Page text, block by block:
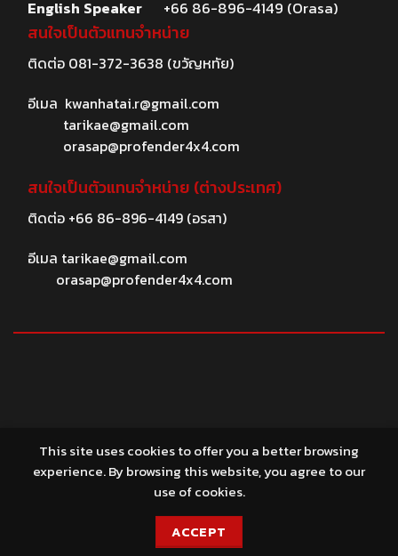
English Speaker
+66 86-896-4149 (Orasa)
สนใจเป็นตัวแทนจำหน่าย
ติดต่อ 081-372-3638 (ขวัญหทัย)
อีเมล kwanhatai.r@gmail.com
tarikae@gmail.com
orasap@profender4x4.com
สนใจเป็นตัวแทนจำหน่าย (ต่างประเทศ)
ติดต่อ +66 86-896-4149(อรสา)
อีเมล tarikae@gmail.com
orasap@profender4x4.com
This site uses cookies to offer you a better browsing
experience. By browsing this website, you agree to our
use of cookies.
ACCEPT